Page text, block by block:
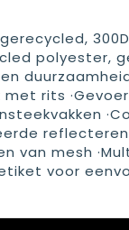
polyester,
met rits
van mesh
voor